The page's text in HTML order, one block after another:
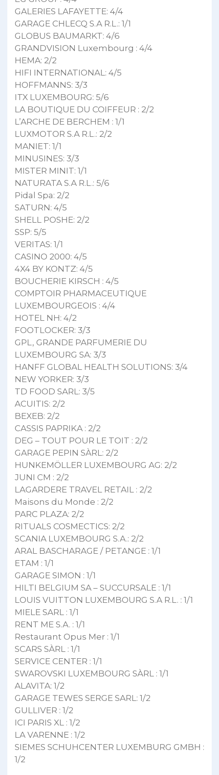
GALERIES LAFAYETTE: 4/4
GARAGE CHLECQ S.A R.L.: 1/1
GLOBUS BAUMARKT: 4/6
GRANDVISION Luxembourg : 4/4
HEMA: 2/2
HIFI INTERNATIONAL: 4/5
HOFFMANNS: 3/3
ITX LUXEMBOURG: 5/6
LA BOUTIQUE DU COIFFEUR : 2/2
L’ARCHE DE BERCHEM : 1/1
LUXMOTOR S.A R.L.: 2/2
MANIET: 1/1
MINUSINES: 3/3
MISTER MINIT: 1/1
NATURATA S.A R.L.: 5/6
Pidal Spa: 2/2
SATURN: 4/5
SHELL POSHE: 2/2
SSP: 5/5
VERITAS: 1/1
CASINO 2000: 4/5
4X4 BY KONTZ: 4/5
BOUCHERIE KIRSCH : 4/5
COMPTOIR PHARMACEUTIQUE
LUXEMBOURGEOIS : 4/4
HOTEL NH: 4/2
FOOTLOCKER: 3/3
GPL, GRANDE PARFUMERIE DU
LUXEMBOURG SA: 3/3
HANFF GLOBAL HEALTH SOLUTIONS: 3/4
NEW YORKER: 3/3
TD FOOD SARL: 3/5
ACUITIS: 2/2
BEXEB: 2/2
CASSIS PAPRIKA : 2/2
DEG – TOUT POUR LE TOIT : 2/2
GARAGE PEPIN SÀRL: 2/2
HUNKEMÖLLER LUXEMBOURG AG: 2/2
JUNI CM : 2/2
LAGARDERE TRAVEL RETAIL : 2/2
Maisons du Monde : 2/2
PARC PLAZA: 2/2
RITUALS COSMECTICS: 2/2
SCANIA LUXEMBOURG S.A.: 2/2
ARAL BASCHARAGE / PETANGE : 1/1
ETAM : 1/1
GARAGE SIMON : 1/1
HILTI BELGIUM SA – SUCCURSALE : 1/1
LOUIS VUITTON LUXEMBOURG S.A R.L. : 1/1
MIELE SARL : 1/1
RENT ME S.A. : 1/1
Restaurant Opus Mer : 1/1
SCARS SÀRL : 1/1
SERVICE CENTER : 1/1
SWAROVSKI LUXEMBOURG SÀRL : 1/1
ALAVITA: 1/2
GARAGE TEWES SERGE SARL: 1/2
GULLIVER : 1/2
ICI PARIS XL : 1/2
LA VARENNE : 1/2
SIEMES SCHUHCENTER LUXEMBURG GMBH :
1/2